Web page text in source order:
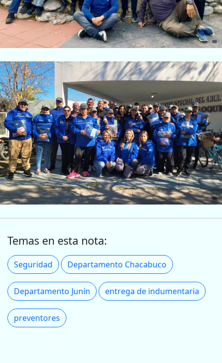
Temas en esta nota:
Seguridad Departamento Chacabuco
Departamento Junín entrega de indumentaria
preventores